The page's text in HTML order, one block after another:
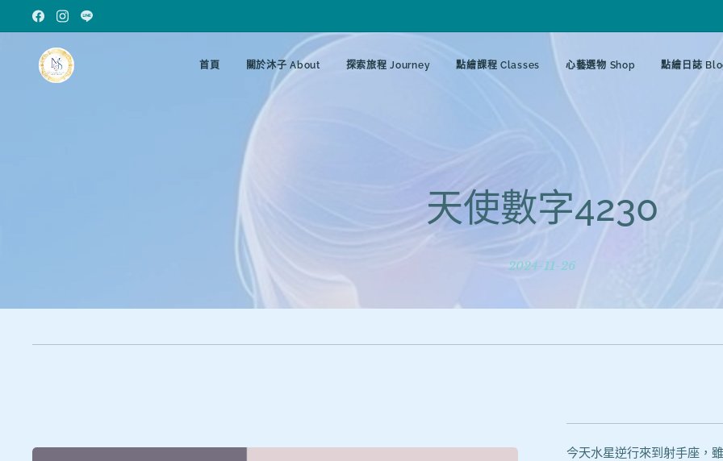
首頁 關於沐子 About 探索旅程 Journey 點繪課程 Classes 心藝選物 Shop 點繪日誌
天使數字4230
2024-11-26
今天水星逆行來到射手座，